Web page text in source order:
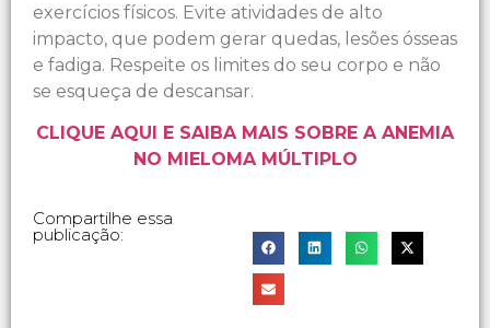
exercícios físicos. Evite atividades de alto
impacto, que podem gerar quedas, lesões ósseas
e fadiga. Respeite os limites do seu corpo e não
se esqueça de descansar.
CLIQUE AQUI E SAIBA MAIS SOBRE A ANEMIA
NO MIELOMA MÚLTIPLO
Compartilhe essa
publicação: